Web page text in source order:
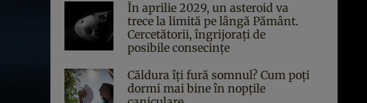
În aprilie 2029, un asteroid va
trece la limită pe lângă Pământ.
Cercetătorii, îngrijorați de
posibile consecințe
Căldura îți fură somnul? Cum poți
dormi mai bine în nopțile